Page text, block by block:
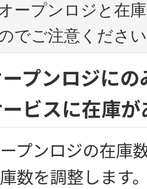
ープンロジと在
でご注意くださ
プンロジに
ビスに在庫
プンロジの在庫
数を調整します